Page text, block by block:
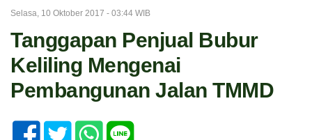
Selasa, 10 Oktober 2017 - 03:44 WIB
Tanggapan Penjual Bubur
Keliling Mengenai
Pembangunan Jalan TMMD